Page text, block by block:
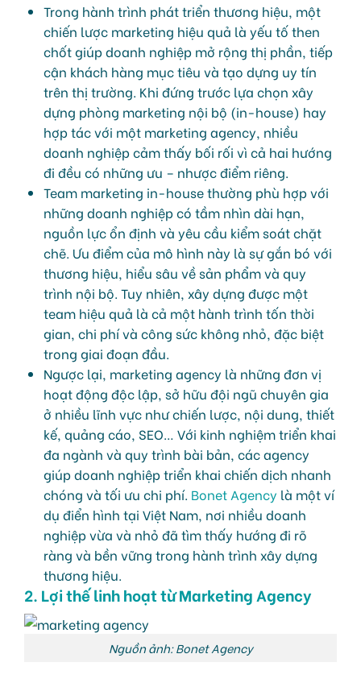
Trong hành trình phát triển thương hiệu, một
chiến lược marketing hiệu quả là yếu tố then
chốt giúp doanh nghiệp mở rộng thị phần, tiếp
cận khách hàng mục tiêu và tạo dựng uy tín
trên thị trường. Khi đứng trước lựa chọn xây
dựng phòng marketing nội bộ (in-house) hay
hợp tác với một marketing agency, nhiều
doanh nghiệp cảm thấy bối rối vì cả hai hướng
đi đều có những ưu – nhược điểm riêng.
Team marketing in-house thường phù hợp với
những doanh nghiệp có tầm nhìn dài hạn,
nguồn lực ổn định và yêu cầu kiểm soát chặt
chẽ. Ưu điểm của mô hình này là sự gắn bó với
thương hiệu, hiểu sâu về sản phẩm và quy
trình nội bộ. Tuy nhiên, xây dựng được một
team hiệu quả là cả một hành trình tốn thời
gian, chi phí và công sức không nhỏ, đặc biệt
trong giai đoạn đầu.
Ngược lại, marketing agency là những đơn vị
hoạt động độc lập, sở hữu đội ngũ chuyên gia
ở nhiều lĩnh vực như chiến lược, nội dung, thiết
kế, quảng cáo, SEO… Với kinh nghiệm triển khai
đa ngành và quy trình bài bản, các agency
giúp doanh nghiệp triển khai chiến dịch nhanh
chóng và tối ưu chi phí. Bonet Agency là một ví
dụ điển hình tại Việt Nam, nơi nhiều doanh
nghiệp vừa và nhỏ đã tìm thấy hướng đi rõ
ràng và bền vững trong hành trình xây dựng
thương hiệu.
2. Lợi thế linh hoạt từ Marketing Agency
Nguồn ảnh: Bonet Agency